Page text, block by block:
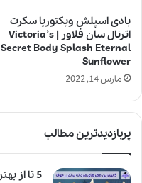
بادی اسپلش ویکتوریا سکرت
اترنال سان فلاور | Victoria’s
Secret Body Splash Eternal
Sunflower
مارس 14, 2022
پربازدیدترین مطالب
5 تا از بهترین عطرهای مردانه برند زرجوف